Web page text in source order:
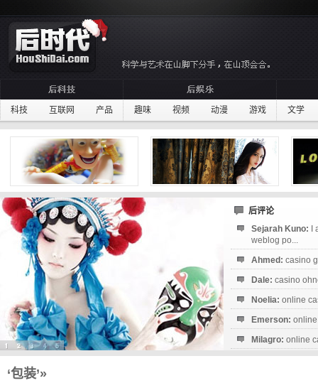
科技 互联网 产品 趣味 视频 动漫 游戏 文学
后评论
Sejarah Kuno:
weblog po...
Ahmed: casino
Dale: casino
Noelia: online
Emerson:
Milagro: online
‘包装’»